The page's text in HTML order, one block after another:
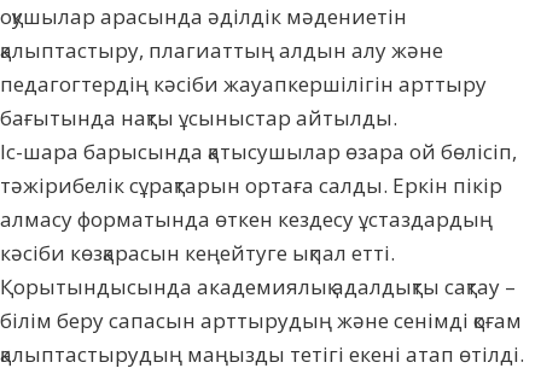
оқушылар арасында әділдік мәдениетін
қалыптастыру, плагиаттың алдын алу және
педагогтердің кәсіби жауапкершілігін арттыру
бағытында нақты ұсыныстар айтылды.
Іс-шара барысында қатысушылар өзара ой бөлісіп,
тәжірибелік сұрақтарын ортаға салды. Еркін пікір
алмасу форматында өткен кездесу ұстаздардың
кәсіби көзқарасын кеңейтуге ықпал етті.
Қорытындысында академиялық адалдықты сақтау –
білім беру сапасын арттырудың және сенімді қоғам
қалыптастырудың маңызды тетігі екені атап өтілді.